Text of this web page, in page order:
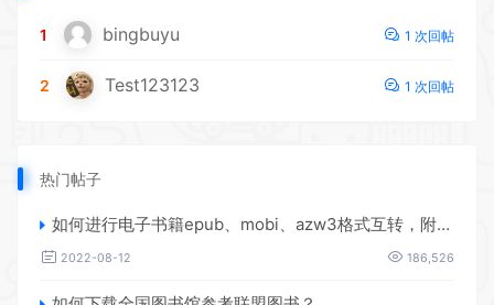
1 bingbuyu 1 次回帖
2 Test123123 1 次回帖
热门帖子
如何进行电子书籍epub、mobi、azw3格式互转，附海量电子书籍资源
2022-08-12 186,526